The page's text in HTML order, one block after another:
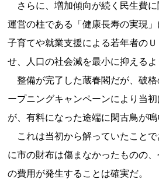
さらに、増加傾向が続く民生費
運営の柱である「健康長寿の実現」
子育てや就業支援による若年者の
せ、人口の社会減を最小に抑えるよ
整備が完了した蔵春閣だが、破
ープニングキャンペーンにより当
が、有料になった途端に閑古鳥が鳴
これは当初から解っていたこと
に市の財布は傷まなかったものの
の費用が発生することは確実だ。